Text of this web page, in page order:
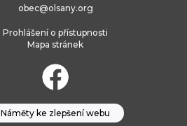
obec@olsany.org
Prohlášení o přístupnosti
Mapa stránek
Náměty ke zlepšení webu